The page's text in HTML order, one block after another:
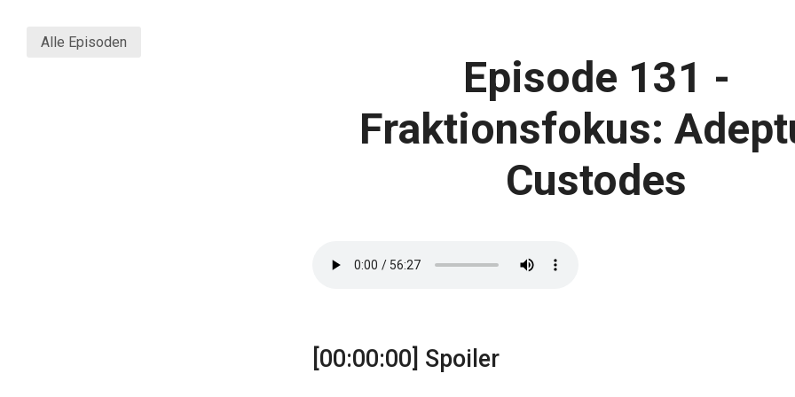
Alle Episoden
Episode 131 -
Fraktionsfokus:
Custodes
[00:00:00] Spoiler